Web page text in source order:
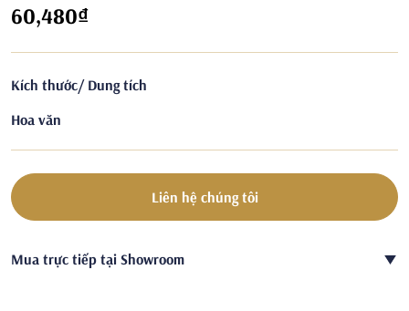
60,480₫
Kích thước/ Dung tích
Hoa văn
Liên hệ chúng tôi
Mua trực tiếp tại Showroom